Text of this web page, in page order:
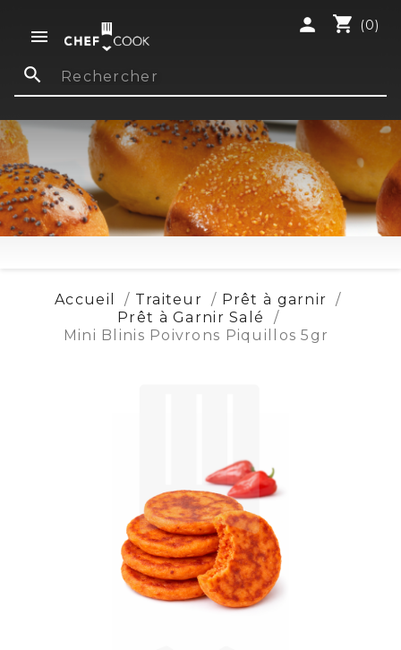

shopping_cart (0)
person
search
Accueil Traiteur
Prêt à garnir
Prêt à Garnir Salé
Mini Blinis Poivrons Piquillos 5gr